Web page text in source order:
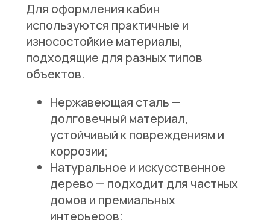
Для оформления кабин
используются практичные и
износостойкие материалы,
подходящие для разных типов
объектов.
Нержавеющая сталь —
долговечный материал,
устойчивый к повреждениям и
коррозии;
Натуральное и искусственное
дерево — подходит для частных
домов и премиальных
интерьеров;